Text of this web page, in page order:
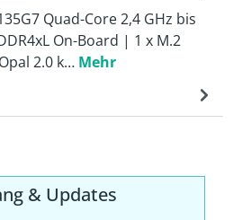
Quad-Core 2,4 GHz bis
On-Board | 1 x M.2
2.0 k… Mehr
& Updates